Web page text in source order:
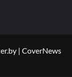
| CoverNews